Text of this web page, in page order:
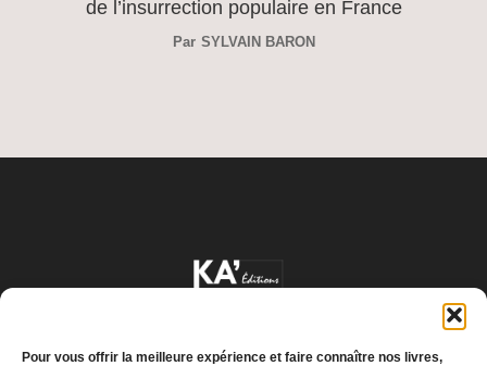
Pour vous offrir la meilleure expérience et faire connaître nos livres,
de l’insurrection populaire en France
Par SYLVAIN BARON